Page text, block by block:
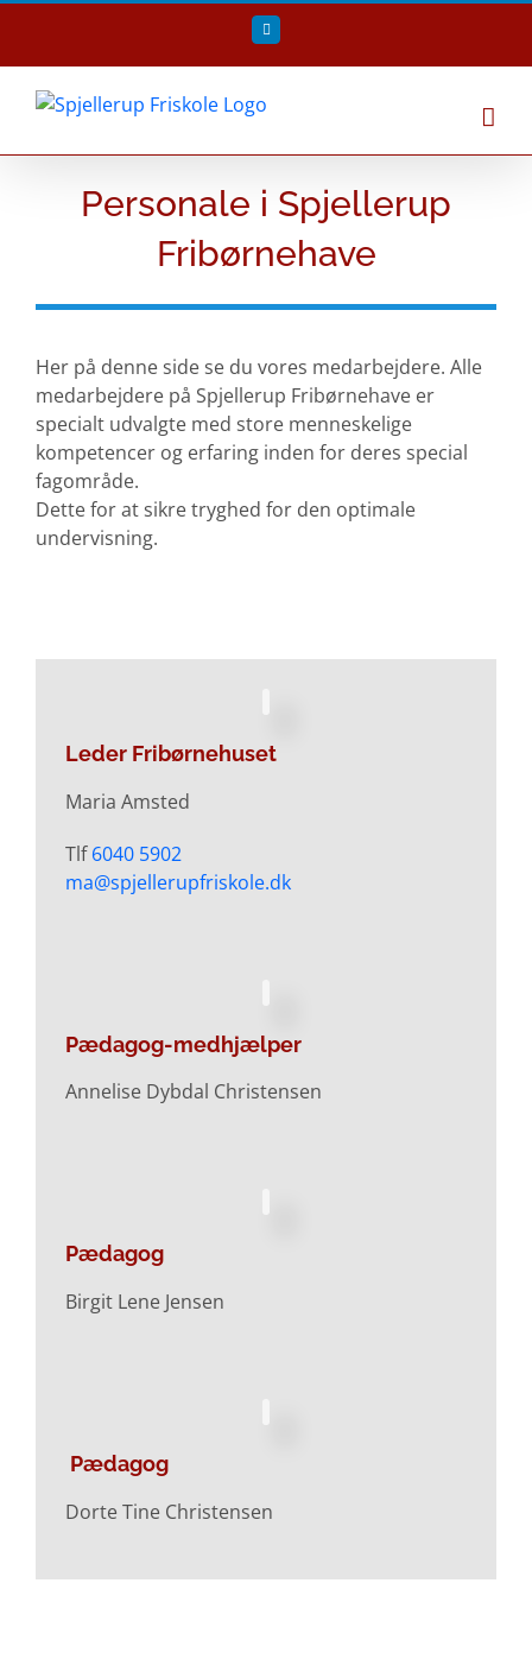
content
Facebook
Personale i Spjellerup
Fribørnehave
Her på denne side se du vores medarbejdere. Alle
medarbejdere på Spjellerup Fribørnehave er
specialt udvalgte med store menneskelige
kompetencer og erfaring inden for deres special
fagområde.
Dette for at sikre tryghed for den optimale
undervisning.
Leder Fribørnehuset
Maria Amsted
Tlf6040 5902
ma@spjellerupfriskole.dk
Pædagog-medhjælper
Annelise Dybdal Christensen
Pædagog
Birgit Lene Jensen
Pædagog
Dorte Tine Christensen